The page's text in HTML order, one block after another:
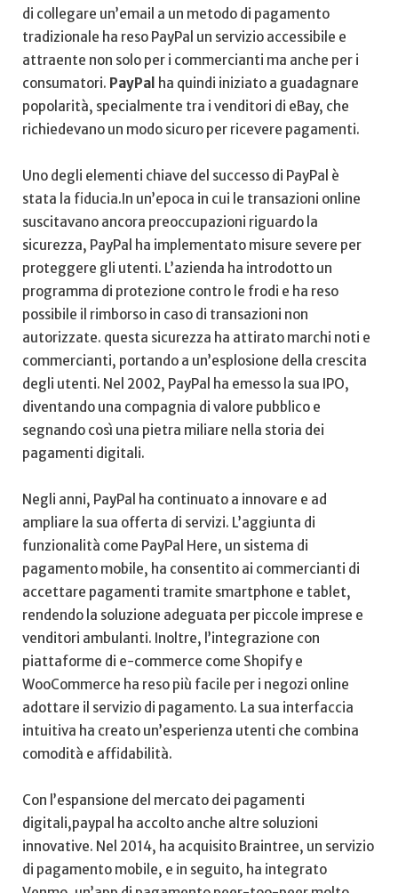
⁣di ⁣collegare un’email a ‍un metodo di pagamento
tradizionale ha ⁣reso PayPal un servizio⁣ accessibile e
attraente non solo per i commercianti​ ma ⁢anche per ​i
consumatori. PayPal ha quindi iniziato ​a‌ guadagnare
popolarità, specialmente tra ​i venditori di eBay, ‍che
richiedevano un modo sicuro per ricevere pagamenti.
Uno degli ⁤elementi chiave del successo ‌di⁢ PayPal è
stata⁣ la fiducia.In un’epoca in cui le transazioni‍ online
suscitavano ancora preoccupazioni riguardo la
⁤sicurezza, ​PayPal ‍ha implementato misure severe ‍per
proteggere gli utenti. L’azienda ha introdotto un
programma di protezione contro ‌le frodi e ⁣ha reso
possibile il rimborso⁣ in caso‌ di transazioni⁤ non
autorizzate. questa sicurezza ha attirato marchi noti e
commercianti, portando a⁣ un’esplosione della​ crescita
degli utenti. Nel⁤ 2002, PayPal ha emesso‌ la sua IPO,
diventando una compagnia di valore‍ pubblico ‍e
segnando così una pietra​ miliare nella storia dei
pagamenti digitali.
Negli anni, PayPal ha ​continuato a innovare e​ ad
⁣ampliare la⁣ sua offerta di‍ servizi. L’aggiunta di
‌funzionalità come ⁢PayPal Here, un sistema di
⁣pagamento mobile, ha consentito ai ⁢commercianti di
accettare​ pagamenti‌ tramite smartphone ​e ⁢tablet,
rendendo la soluzione adeguata per piccole imprese ‍e
venditori ambulanti. ‌Inoltre, l’integrazione‌ con
piattaforme di e-commerce ‍come Shopify e
WooCommerce ha reso più facile⁢ per i negozi online
adottare il servizio di pagamento. La sua ​interfaccia
⁣intuitiva ha creato un’esperienza utenti che⁢ combina
comodità e affidabilità.
Con l’espansione del mercato dei pagamenti
digitali,paypal ha accolto anche altre soluzioni
⁢innovative. Nel 2014, ha ​acquisito​ Braintree, un servizio
di pagamento​ mobile, e ​in seguito, ha ⁤integrato